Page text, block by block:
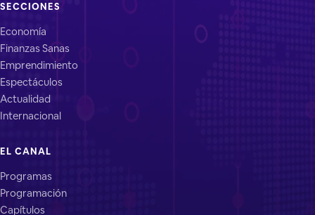
SECCIONES
Economía
Finanzas Sanas
Emprendimiento
Espectáculos
Actualidad
Internacional
EL CANAL
Programas
Programación
Capítulos